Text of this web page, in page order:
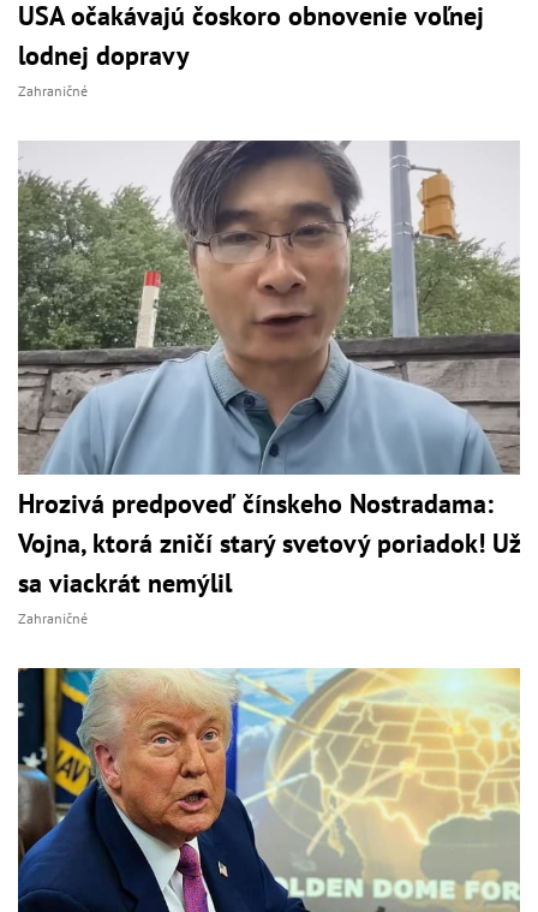
USA očakávajú čoskoro obnovenie voľnej
lodnej dopravy
Zahraničné
Hrozivá predpoveď čínskeho Nostradama:
Vojna, ktorá zničí starý svetový poriadok! Už
sa viackrát nemýlil
Zahraničné